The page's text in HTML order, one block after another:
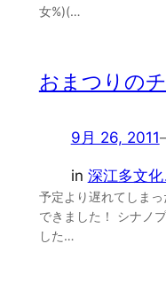
女%)(…
おまつりの
9月 26, 2011
in 深江多文
予定より遅れてしま
できました！ シナノ
した…